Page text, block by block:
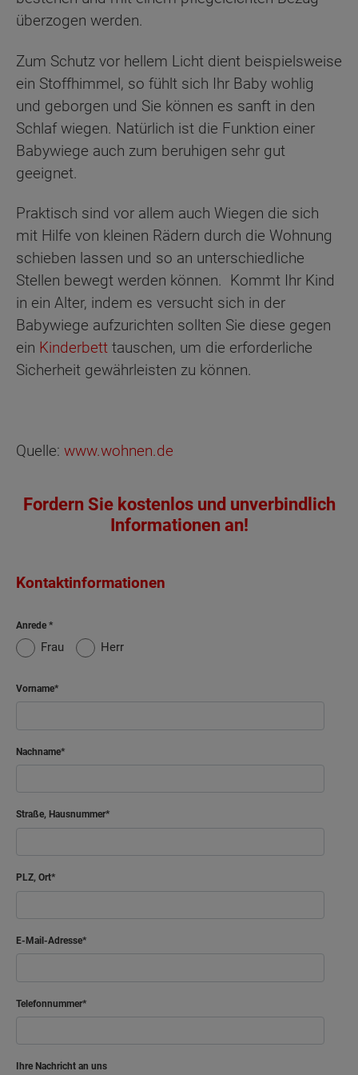
überzogen werden.
Zum Schutz vor hellem Licht dient beispielsweise
ein Stoffhimmel, so fühlt sich Ihr Baby wohlig
und geborgen und Sie können es sanft in den
Schlaf wiegen. Natürlich ist die Funktion einer
Babywiege auch zum beruhigen sehr gut
geeignet.
Praktisch sind vor allem auch Wiegen die sich
mit Hilfe von kleinen Rädern durch die Wohnung
schieben lassen und so an unterschiedliche
Stellen bewegt werden können. Kommt Ihr Kind
in ein Alter, indem es versucht sich in der
Babywiege aufzurichten sollten Sie diese gegen
ein Kinderbett tauschen, um die erforderliche
Sicherheit gewährleisten zu können.
Quelle: www.wohnen.de
Fordern Sie kostenlos und unverbindlich
Informationen an!
Kontaktinformationen
Anrede
Frau Herr
Vorname
Nachname
Straße, Hausnummer
PLZ, Ort
E-Mail-Adresse
Telefonnummer
Ihre Nachricht an uns